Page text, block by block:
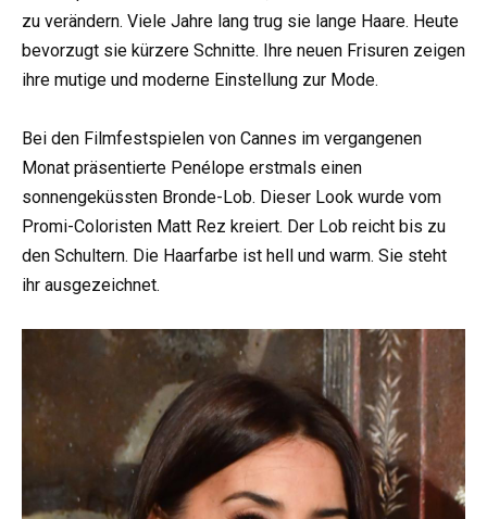
zu verändern. Viele Jahre lang trug sie lange Haare. Heute
bevorzugt sie kürzere Schnitte. Ihre neuen Frisuren zeigen
ihre mutige und moderne Einstellung zur Mode.
Bei den Filmfestspielen von Cannes im vergangenen
Monat präsentierte Penélope erstmals einen
sonnengeküssten Bronde-Lob. Dieser Look wurde vom
Promi-Coloristen Matt Rez kreiert. Der Lob reicht bis zu
den Schultern. Die Haarfarbe ist hell und warm. Sie steht
ihr ausgezeichnet.